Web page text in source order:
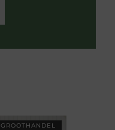
GROOTHANDEL